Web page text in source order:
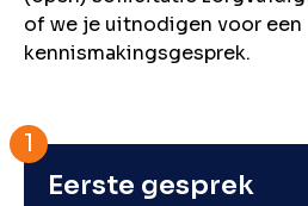
of we je uitnodigen voor een
kennismakingsgesprek.
Eerste gesprek